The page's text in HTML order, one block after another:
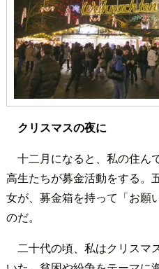
クリスマスの夜に
十二月になると、私の住ん
高生たちが募金活動をする。
女が、募金箱を持って「お願
のだ。
二十代の頃、私はクリスマ